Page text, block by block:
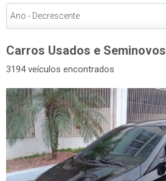
Carros Usados e Seminovos
3194 veículos encontrados